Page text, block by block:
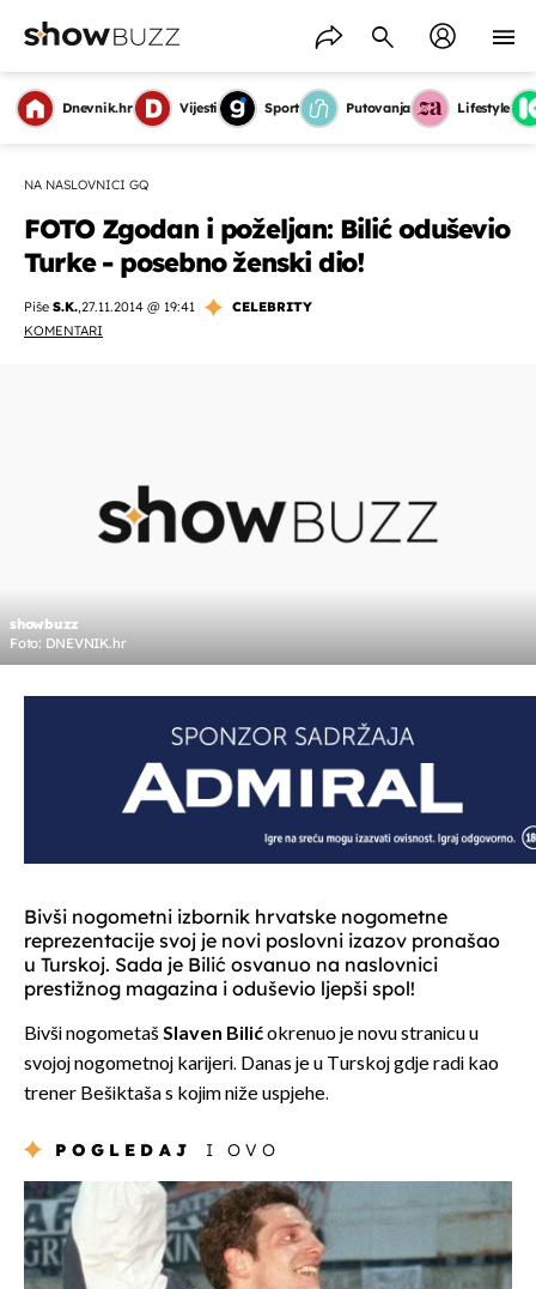
Dnevnik.hr Vijesti Sport Putovanja Lifestyle
NA NASLOVNICI GQ
FOTO Zgodan i poželjan: Bilić oduševio
Turke - posebno ženski dio!
Piše S.K.,27.11.2014 @ 19:41
CELEBRITY
KOMENTARI
showbuzz
Foto: DNEVNIK.hr
Bivši nogometni izbornik hrvatske nogometne
reprezentacije svoj je novi poslovni izazov pronašao
u Turskoj. Sada je Bilić osvanuo na naslovnici
prestižnog magazina i oduševio ljepši spol!
Bivši nogometaš Slaven Bilićokrenuo je novu stranicu u
svojoj nogometnoj karijeri. Danas je u Turskoj gdje radi kao
trener Bešiktaša s kojim niže uspjehe.
POGLEDAJ I OVO